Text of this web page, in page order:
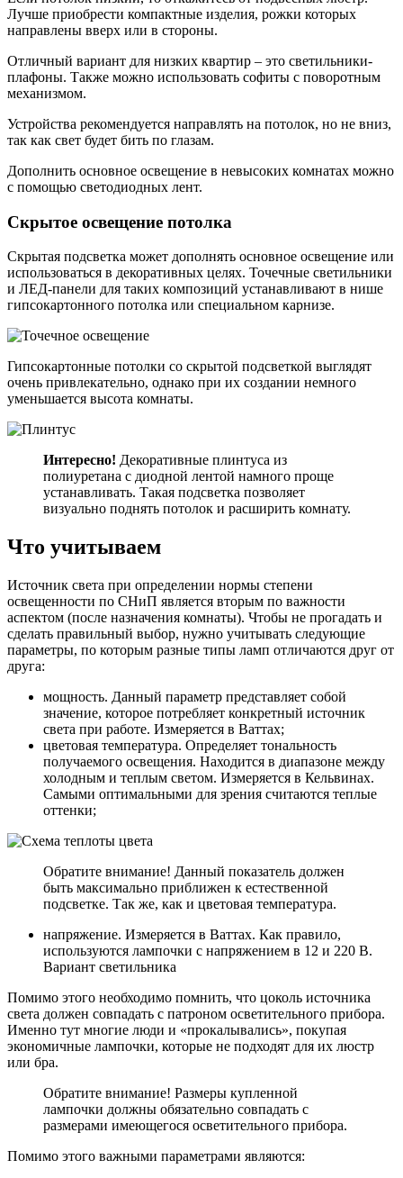
Лучше приобрести компактные изделия, рожки которых
направлены вверх или в стороны.
Отличный вариант для низких квартир – это светильники-
плафоны. Также можно использовать софиты с поворотным
механизмом.
Устройства рекомендуется направлять на потолок, но не вниз,
так как свет будет бить по глазам.
Дополнить основное освещение в невысоких комнатах можно
с помощью светодиодных лент.
Скрытое освещение потолка
Скрытая подсветка может дополнять основное освещение или
использоваться в декоративных целях. Точечные светильники
и ЛЕД-панели для таких композиций устанавливают в нише
гипсокартонного потолка или специальном карнизе.
Гипсокартонные потолки со скрытой подсветкой выглядят
очень привлекательно, однако при их создании немного
уменьшается высота комнаты.
Интересно! Декоративные плинтуса из
полиуретана с диодной лентой намного проще
устанавливать. Такая подсветка позволяет
визуально поднять потолок и расширить комнату.
Что учитываем
Источник света при определении нормы степени
освещенности по СНиП является вторым по важности
аспектом (после назначения комнаты). Чтобы не прогадать и
сделать правильный выбор, нужно учитывать следующие
параметры, по которым разные типы ламп отличаются друг от
друга:
мощность. Данный параметр представляет собой
значение, которое потребляет конкретный источник
света при работе. Измеряется в Ваттах;
цветовая температура. Определяет тональность
получаемого освещения. Находится в диапазоне между
холодным и теплым светом. Измеряется в Кельвинах.
Самыми оптимальными для зрения считаются теплые
оттенки;
Обратите внимание! Данный показатель должен
быть максимально приближен к естественной
подсветке. Так же, как и цветовая температура.
напряжение. Измеряется в Ваттах. Как правило,
используются лампочки с напряжением в 12 и 220 В.
Вариант светильника
Помимо этого необходимо помнить, что цоколь источника
света должен совпадать с патроном осветительного прибора.
Именно тут многие люди и «прокалывались», покупая
экономичные лампочки, которые не подходят для их люстр
или бра.
Обратите внимание! Размеры купленной
лампочки должны обязательно совпадать с
размерами имеющегося осветительного прибора.
Помимо этого важными параметрами являются: